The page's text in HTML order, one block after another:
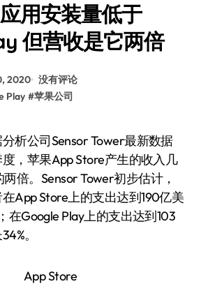
用安装量低于
但营收是它两倍
2020 没有评论
Play #苹果公司
，苹果App Store产生的收入几
倍。Sensor Tower初步估计，
App Store上的支出达到190亿美
在Google Play上的支出达到103
。